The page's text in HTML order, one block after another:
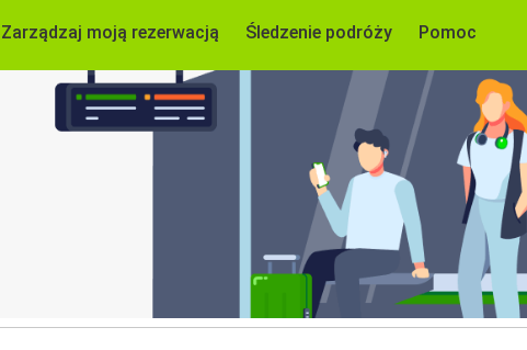
Zarządzaj moją rezerwacją Śledzenie podróży Pomoc